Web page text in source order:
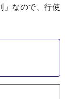
」なので、行使